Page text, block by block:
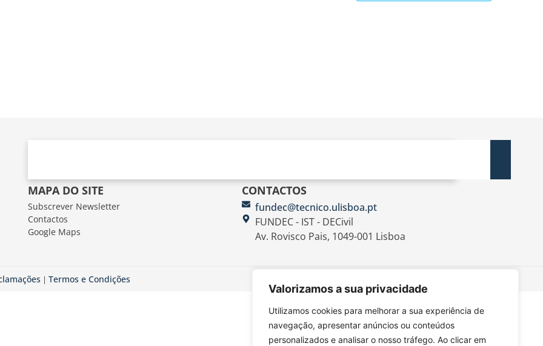
Valorizamos a sua privacidade
Utilizamos cookies para melhorar a sua experiência de
navegação, apresentar anúncios ou conteúdos
personalizados e analisar o nosso tráfego. Ao clicar em
MAPA DO SITE
Subscrever Newsletter
Contactos
Google Maps
CONTACTOS
fundec@tecnico.ulisboa.pt
FUNDEC - IST - DECivil
Av. Rovisco Pais, 1049-001 Lisboa
| Termos e Condições